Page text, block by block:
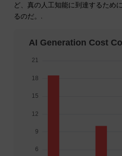
ど、真の人工知能に到達するため
るのだ。.